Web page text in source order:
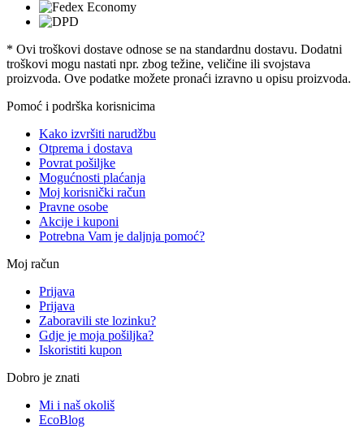
* Ovi troškovi dostave odnose se na standardnu ​​dostavu. Dodatni
troškovi mogu nastati npr. zbog težine, veličine ili svojstava
proizvoda. Ove podatke možete pronaći izravno u opisu proizvoda.
Pomoć i podrška korisnicima
Kako izvršiti narudžbu
Otprema i dostava
Povrat pošiljke
Mogućnosti plaćanja
Moj korisnički račun
Pravne osobe
Akcije i kuponi
Potrebna Vam je daljnja pomoć?
Moj račun
Prijava
Prijava
Zaboravili ste lozinku?
Gdje je moja pošiljka?
Iskoristiti kupon
Dobro je znati
Mi i naš okoliš
EcoBlog